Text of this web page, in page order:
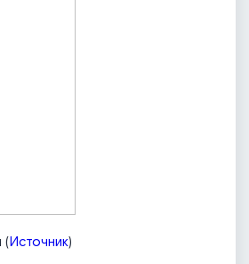
(Источник)